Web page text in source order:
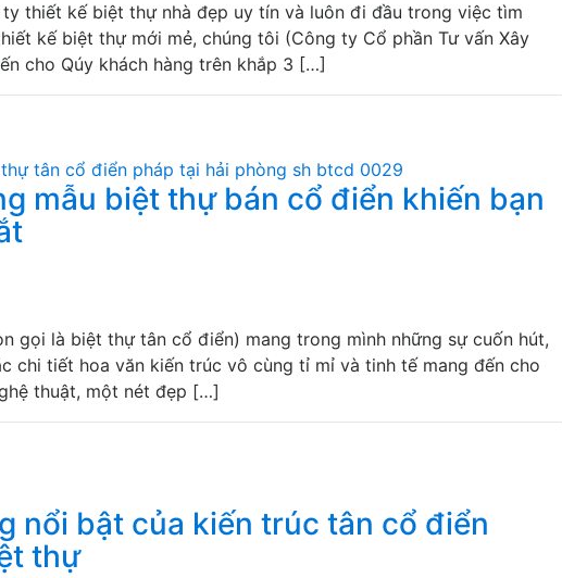
thiết kế biệt thự nhà đẹp uy tín và luôn đi đầu trong việc tìm
kế biệt thự mới mẻ, chúng tôi (Công ty Cổ phần Tư vấn Xây
cho Qúy khách hàng trên khắp 3 […]
mẫu biệt thự bán cổ điển khiến bạn
gọi là biệt thự tân cổ điển) mang trong mình những sự cuốn hút,
chi tiết hoa văn kiến trúc vô cùng tỉ mỉ và tinh tế mang đến cho
thuật, một nét đẹp […]
nổi bật của kiến trúc tân cổ điển
thự